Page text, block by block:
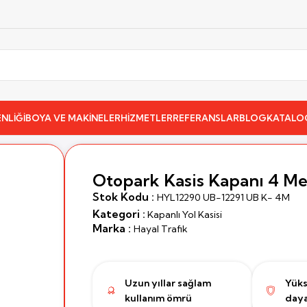
BOYA VE MAKİNELERHİZMETLERREFERANSLARBLOG
Otopark Kasis Kapanı 4
Stok Kodu : HYL12290 UB-12291 UB K- 4M
Kategori : Kapanlı Yol Kasisi
Marka : Hayal Trafik
Uzun yıllar sağlam
kullanım ömrü